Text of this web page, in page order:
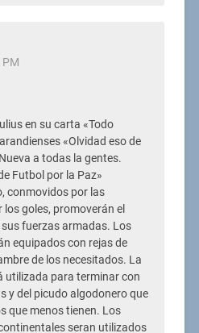
en su carta «Todo
«Olvidad eso de
a todas la gentes.
Futbol por la Paz»
conmovidos por las
goles, promoverán el
fuerzas armadas. Los
equipados con rejas de
de los necesitados. La
utilizada para terminar con
y del picudo algodonero que
que menos tienen. Los
seran utilizados